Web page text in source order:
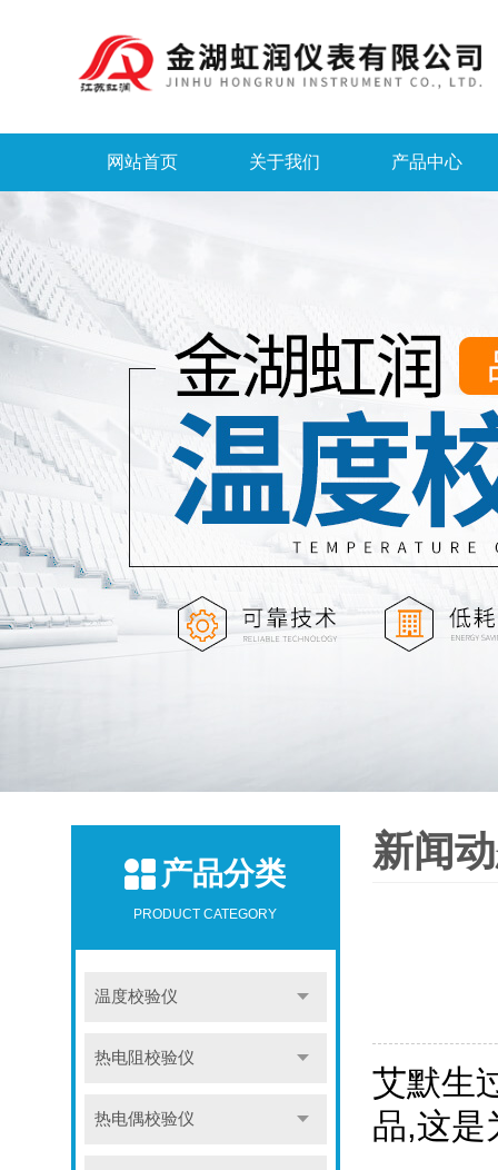
网站首页 关于我们 产品中心
产品分类
PRODUCT CATEGORY
温度校验仪
热电阻校验仪
热电偶校验仪
新闻
艾默生
品,这是